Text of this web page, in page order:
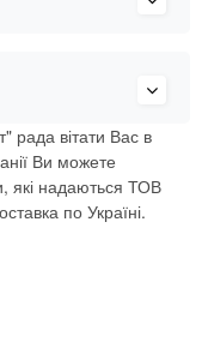
рада вітати Вас в
Ви можете
які надаються ТОВ
по Україні.